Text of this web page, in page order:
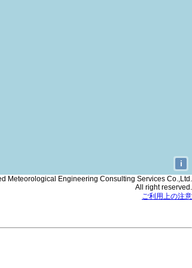
i
Meteorological Engineering Consulting Services Co.,Ltd.
All right reserved.
ご利用上の注意